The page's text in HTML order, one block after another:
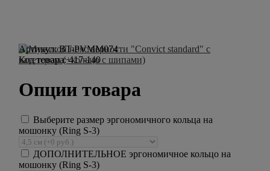
Артикул:BT-PVMM074
Код товара:417-140
Опции товара
Выберите размер эргономичного кольца на
мошонку (Ring S-3)
ДОПОЛНИТЕЛЬНОЕ эргономичное кольцо на
мошонку (Ring S-3)